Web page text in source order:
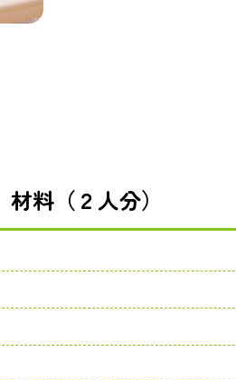
材料（２人分）